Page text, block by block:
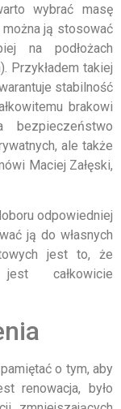
wybrać masę
można ją stosować
na podłożach
Przykładem takiej
stabilność
brakowi
bezpieczeństwo
ale także
Maciej Załęski,
odpowiedniej
ją do własnych
jest to, że
całkowicie
o tym, aby
renowacja, było